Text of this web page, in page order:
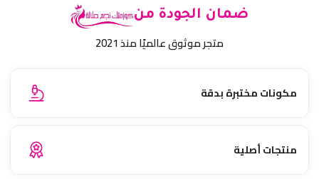
ضمان الجودة من
متجر موثوق عالميًا منذ 2021
مكونات مختبرة بدقة
منتجات أصلية